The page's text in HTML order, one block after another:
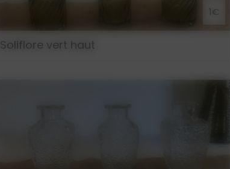
1€
Soliflore vert haut